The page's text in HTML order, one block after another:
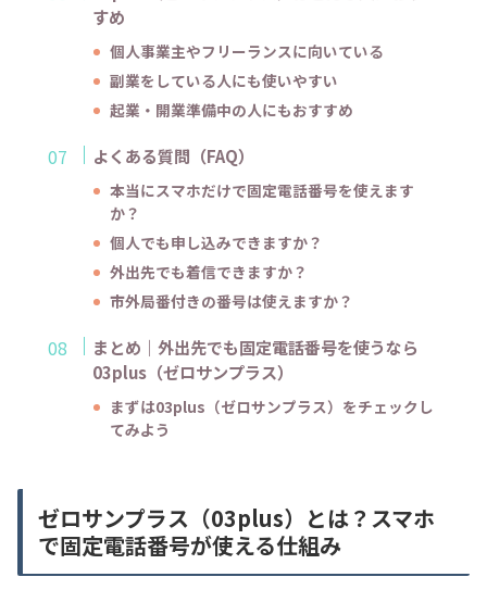
すめ
個人事業主やフリーランスに向いている
副業をしている人にも使いやすい
起業・開業準備中の人にもおすすめ
よくある質問（FAQ）
本当にスマホだけで固定電話番号を使えます
か？
個人でも申し込みできますか？
外出先でも着信できますか？
市外局番付きの番号は使えますか？
まとめ｜外出先でも固定電話番号を使うなら
03plus（ゼロサンプラス）
まずは03plus（ゼロサンプラス）をチェックし
てみよう
ゼロサンプラス（03plus）とは？スマホ
で固定電話番号が使える仕組み